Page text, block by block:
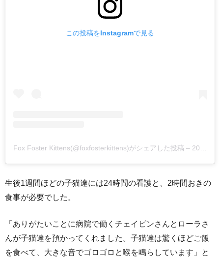
この投稿をInstagramで見る
Fox Foster Kittens(@foxfosterkittens)がシェアした投稿 – 2018年 4月月4日午後7時26分PDT
生後1週間ほどの子猫達には24時間の看護と、2時間おきの
食事が必要でした。
「ありがたいことに病院で働くチェイピンさんとローラさ
んが子猫達を預かってくれました。子猫達は驚くほどご飯
を食べて、大きな音でゴロゴロと喉を鳴らしています」と